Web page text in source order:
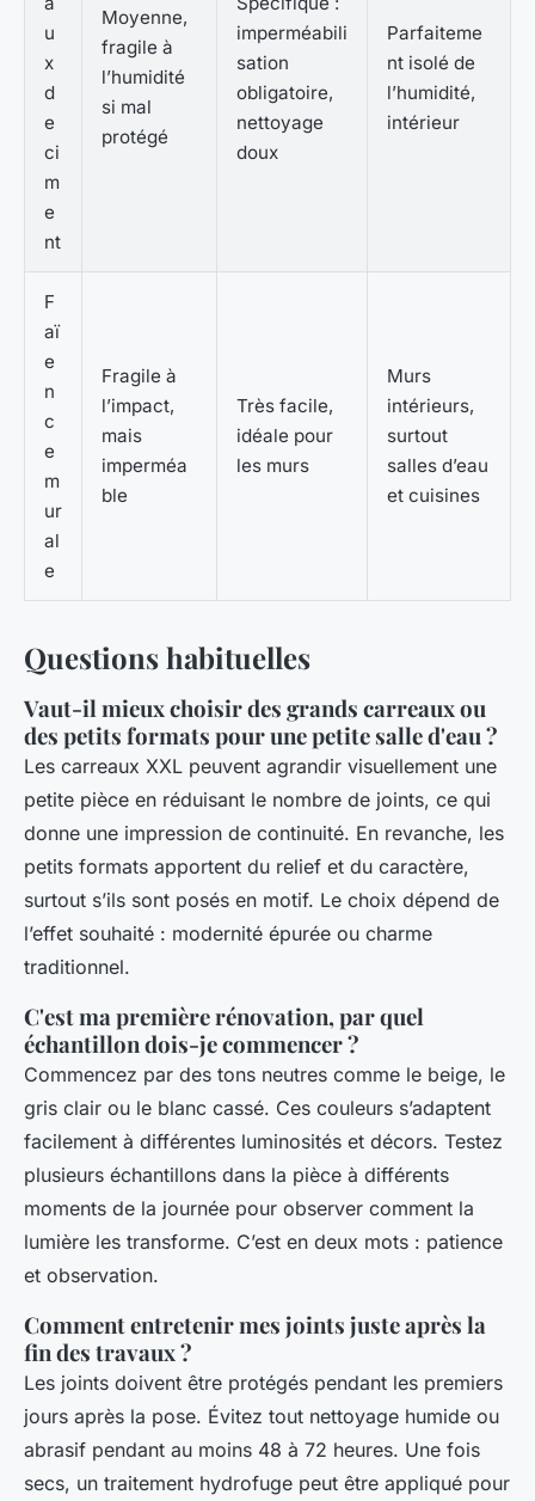
u
x
d
e
ci
m
e
nt
Moyenne,
fragile à
l’humidité
si mal
protégé
imperméabili
sation
obligatoire,
nettoyage
doux
Parfaiteme
nt isolé de
l’humidité,
intérieur
F
aï
e
n
c
e
m
ur
al
e
Fragile à
l’impact,
mais
imperméa
ble
Très facile,
idéale pour
les murs
Murs
intérieurs,
surtout
salles d’eau
et cuisines
Questions habituelles
Vaut-il mieux choisir des grands carreaux ou
des petits formats pour une petite salle d'eau ?
Les carreaux XXL peuvent agrandir visuellement une
petite pièce en réduisant le nombre de joints, ce qui
donne une impression de continuité. En revanche, les
petits formats apportent du relief et du caractère,
surtout s’ils sont posés en motif. Le choix dépend de
l’effet souhaité : modernité épurée ou charme
traditionnel.
C'est ma première rénovation, par quel
échantillon dois-je commencer ?
Commencez par des tons neutres comme le beige, le
gris clair ou le blanc cassé. Ces couleurs s’adaptent
facilement à différentes luminosités et décors. Testez
plusieurs échantillons dans la pièce à différents
moments de la journée pour observer comment la
lumière les transforme. C’est en deux mots : patience
et observation.
Comment entretenir mes joints juste après la
fin des travaux ?
Les joints doivent être protégés pendant les premiers
jours après la pose. Évitez tout nettoyage humide ou
abrasif pendant au moins 48 à 72 heures. Une fois
secs, un traitement hydrofuge peut être appliqué pour